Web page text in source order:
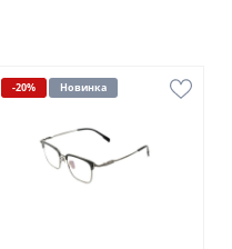
-20% Новинка